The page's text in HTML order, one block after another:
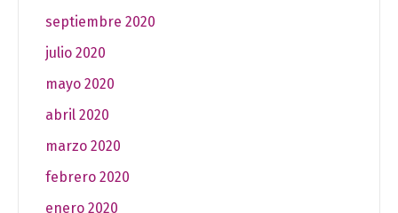
septiembre 2020
julio 2020
mayo 2020
abril 2020
marzo 2020
febrero 2020
enero 2020